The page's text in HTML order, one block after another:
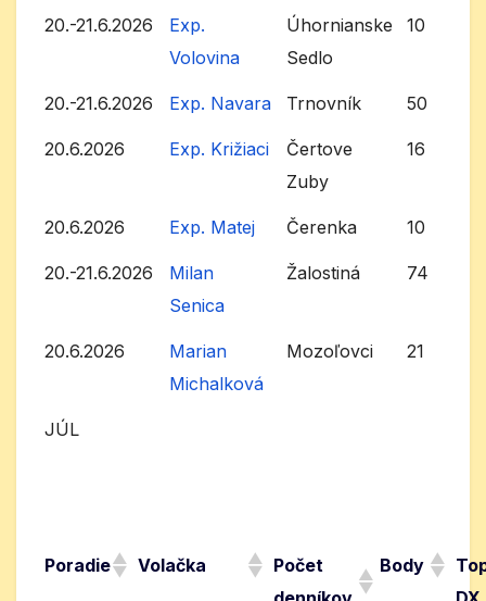
20.-21.6.2026
Exp.
Volovina
Úhornianske
Sedlo
10
20.-21.6.2026 Exp. Navara Trnovník 50
20.6.2026 Exp. Križiaci
Čertove
Zuby
16
20.6.2026 Exp. Matej Čerenka 10
20.-21.6.2026
Milan
Senica
Žalostiná 74
20.6.2026
Marian
Michalková
Mozoľovci 21
JÚL
Poradie Volačka
Počet
Body